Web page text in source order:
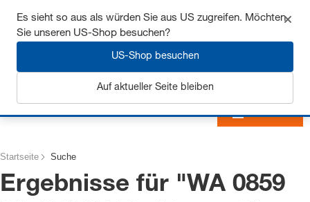
Sichern Sie sich bis zu 7% Rabatt - hier klicken um
mehr zu erfahren
Startseite Suche
Ergebnisse für "WA 0859
Es sieht so aus als würden Sie aus US zugreifen. Möchten
Sie unseren US-Shop besuchen?
US-Shop besuchen
Auf aktueller Seite bleiben